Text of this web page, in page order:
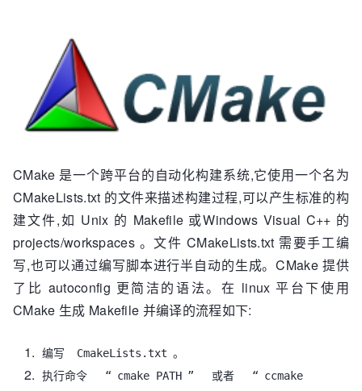
CMake 是一个跨平台的自动化构建系统,它使用一个名为
CMakeLists.txt 的文件来描述构建过程,可以产生标准的构
建文件,如 Unix 的 Makefile 或Windows Visual C++ 的
projects/workspaces 。文件 CMakeLists.txt 需要手工编
写,也可以通过编写脚本进行半自动的生成。CMake 提供
了比 autoconfig 更简洁的语法。在 linux 平台下使用
CMake 生成 Makefile 并编译的流程如下:
编写 CmakeLists.txt 。
执行命令
“ cmake PATH ” 或者 “ ccmake